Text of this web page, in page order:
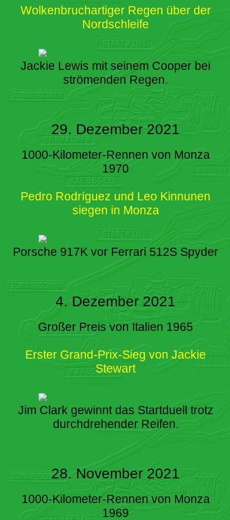
Wolkenbruchartiger Regen über der
Nordschleife
Jackie Lewis mit seinem Cooper bei
strömenden Regen.
29. Dezember 2021
1000-Kilometer-Rennen von Monza
1970
Pedro Rodríguez und Leo Kinnunen
siegen in Monza
Porsche 917K vor Ferrari 512S Spyder
4. Dezember 2021
Großer Preis von Italien 1965
Erster Grand-Prix-Sieg von Jackie
Stewart
Jim Clark gewinnt das Startduell trotz
durchdrehender Reifen.
28. November 2021
1000-Kilometer-Rennen von Monza
1969